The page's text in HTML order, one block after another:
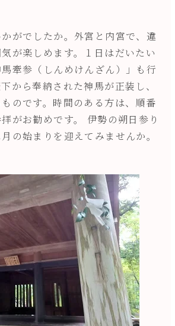
がでしたか。外宮と内宮で、違
が楽しめます。１日はだいたい
牽参（しんめけんざん）」も行
から奉納された神馬が正装し、
のです。時間のある方は、順番
がお勧めです。 伊勢の朔日参り
の始まりを迎えてみませんか。